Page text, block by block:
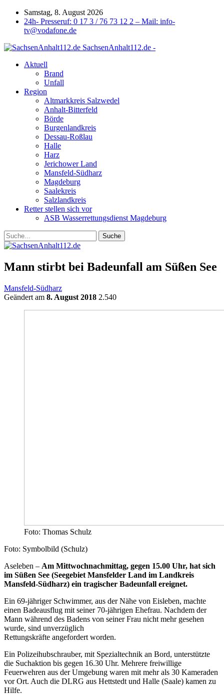
Samstag, 8. August 2026
24h- Presseruf: 0 17 3 / 76 73 12 2 – Mail: info-
tv@vodafone.de
SachsenAnhalt112.de -
Aktuell
Brand
Unfall
Region
Altmarkkreis Salzwedel
Anhalt-Bitterfeld
Börde
Burgenlandkreis
Dessau-Roßlau
Halle
Harz
Jerichower Land
Mansfeld-Südharz
Magdeburg
Saalekreis
Salzlandkreis
Retter stellen sich vor
ASB Wasserrettungsdienst Magdeburg
Mann stirbt bei Badeunfall am Süßen See
Mansfeld-Südharz
Geändert am 8. August 2018 2.540
Foto: Thomas Schulz
Foto: Symbolbild (Schulz)
Aseleben – Am Mittwochnachmittag, gegen 15.00 Uhr, hat sich
im Süßen See (Seegebiet Mansfelder Land im Landkreis
Mansfeld-Südharz) ein tragischer Badeunfall ereignet.
Ein 69-jähriger Schwimmer, aus der Nähe von Eisleben, machte
einen Badeausflug mit seiner 70-jährigen Ehefrau. Nachdem der
Mann während des Badens von seiner Frau nicht mehr gesehen
wurde, sind unverzüglich
Rettungskräfte angefordert worden.
Ein Polizeihubschrauber, mit Spezialtechnik an Bord, unterstützte
die Suchaktion bis gegen 16.30 Uhr. Mehrere freiwillige
Feuerwehren aus der Umgebung waren mit mehr als 30 Kameraden
vor Ort. Auch die DLRG aus Hettstedt und Halle (Saale) kamen zu
Hilfe.